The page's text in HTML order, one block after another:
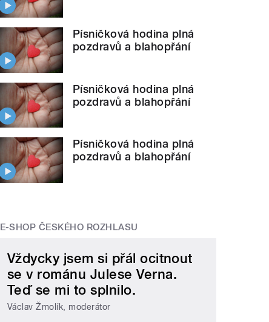
Písničková hodina plná
pozdravů a blahopřání
Písničková hodina plná
pozdravů a blahopřání
Písničková hodina plná
pozdravů a blahopřání
E-SHOP ČESKÉHO ROZHLASU
Vždycky jsem si přál ocitnout
se v románu Julese Verna.
Teď se mi to splnilo.
Václav Žmolík, moderátor